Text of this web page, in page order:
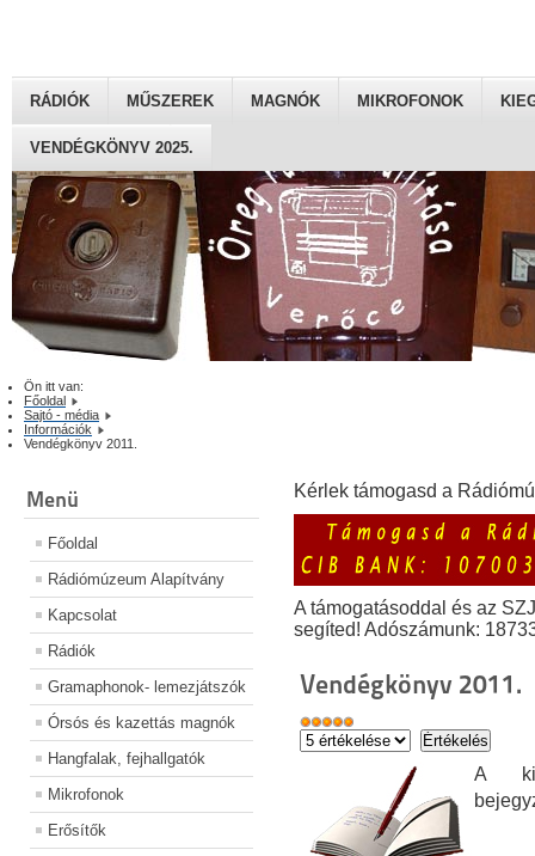
RÁDIÓK MŰSZEREK MAGNÓK MIKROFONOK
VENDÉGKÖNYV 2025.
Ön itt van:
Főoldal
Sajtó - média
Információk
Vendégkönyv 2011.
Menü
Főoldal
Rádiómúzeum Alapítvány
Kapcsolat
Rádiók
Gramaphonok- lemezjátszók
Órsós és kazettás magnók
Hangfalak, fejhallgatók
Mikrofonok
Erősítők
Kérlek támogasd a
A támogatásoddal és az
segíted! Adószámunk:
Vendégkönyv 2011.
A